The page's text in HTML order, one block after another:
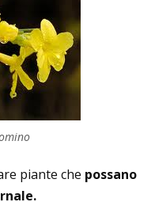
piante che possano